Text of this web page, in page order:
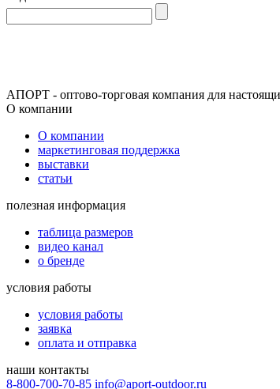
АПОРТ - оптово-торговая компания для
О компании
О компании
маркетинговая поддержка
выставки
статьи
полезная информация
таблица размеров
видео канал
о бренде
условия работы
условия работы
заявка
оплата и отправка
наши контакты
8-800-700-70-85 info@aport-outdoor.ru